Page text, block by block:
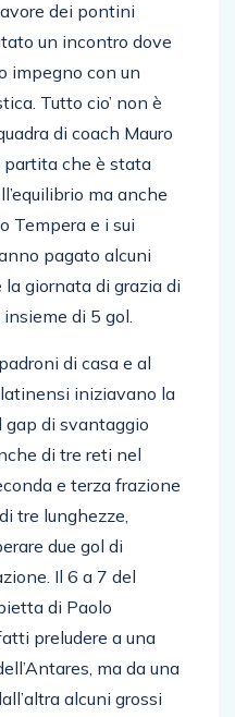
dei pontini
un incontro dove
impegno con un
Tutto cio’ non è
di coach Mauro
partita che è stata
ma anche
Tempera e i sui
pagato alcuni
giornata di grazia di
di 5 gol.
di casa e al
iniziavano la
gap di svantaggio
di tre reti nel
e terza frazione
tre lunghezze,
due gol di
Il 6 a 7 del
di Paolo
preludere a una
ma da una
alcuni grossi